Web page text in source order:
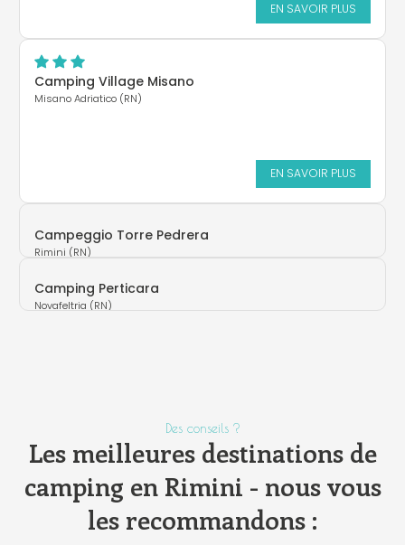
EN SAVOIR PLUS
Camping Village Misano
Misano Adriatico (RN)
EN SAVOIR PLUS
Campeggio Torre Pedrera
Rimini (RN)
Camping Perticara
Novafeltria (RN)
Des conseils ?
Les meilleures destinations de
camping en Rimini - nous vous
les recommandons :